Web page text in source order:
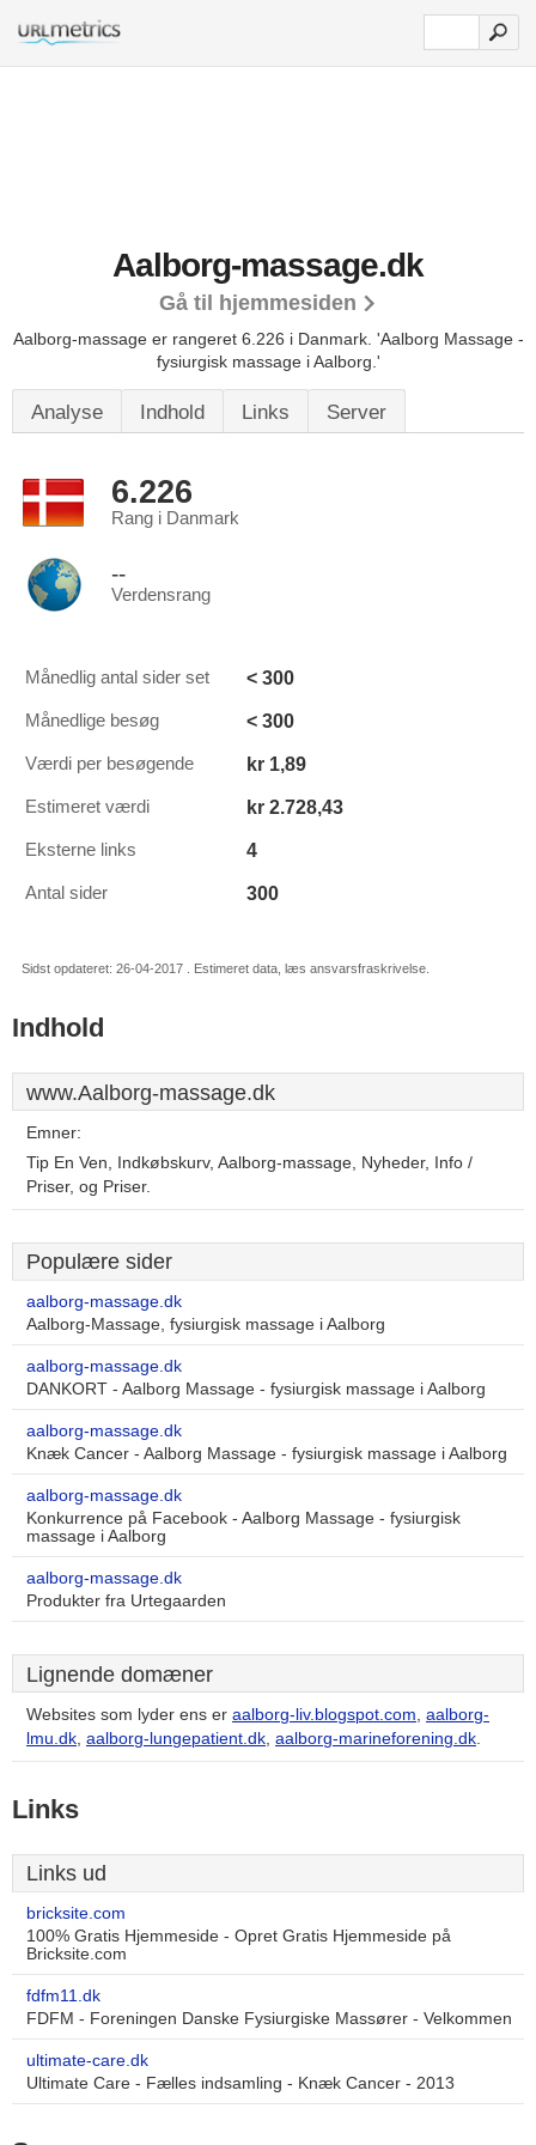
Aalborg-massage.dk
Gå til hjemmesiden
Aalborg-massage er rangeret 6.226 i Danmark. 'Aalborg Massage -
fysiurgisk massage i Aalborg.'
Analyse Indhold Links Server
6.226
Rang i Danmark
--
Verdensrang
Månedlig antal sider set < 300
Månedlige besøg < 300
Værdi per besøgende kr 1,89
Estimeret værdi kr 2.728,43
Eksterne links 4
Antal sider 300
Sidst opdateret: 26-04-2017 . Estimeret data, læs ansvarsfraskrivelse.
Indhold
www.Aalborg-massage.dk
Emner:
Tip En Ven, Indkøbskurv, Aalborg-massage, Nyheder, Info /
Priser, og Priser.
Populære sider
aalborg-massage.dk
Aalborg-Massage, fysiurgisk massage i Aalborg
aalborg-massage.dk
DANKORT - Aalborg Massage - fysiurgisk massage i Aalborg
aalborg-massage.dk
Knæk Cancer - Aalborg Massage - fysiurgisk massage i Aalborg
aalborg-massage.dk
Konkurrence på Facebook - Aalborg Massage - fysiurgisk
massage i Aalborg
aalborg-massage.dk
Produkter fra Urtegaarden
Lignende domæner
Websites som lyder ens er aalborg-liv.blogspot.com, aalborg-
lmu.dk, aalborg-lungepatient.dk, aalborg-marineforening.dk.
Links
Links ud
bricksite.com
100% Gratis Hjemmeside - Opret Gratis Hjemmeside på
Bricksite.com
fdfm11.dk
FDFM - Foreningen Danske Fysiurgiske Massører - Velkommen
ultimate-care.dk
Ultimate Care - Fælles indsamling - Knæk Cancer - 2013